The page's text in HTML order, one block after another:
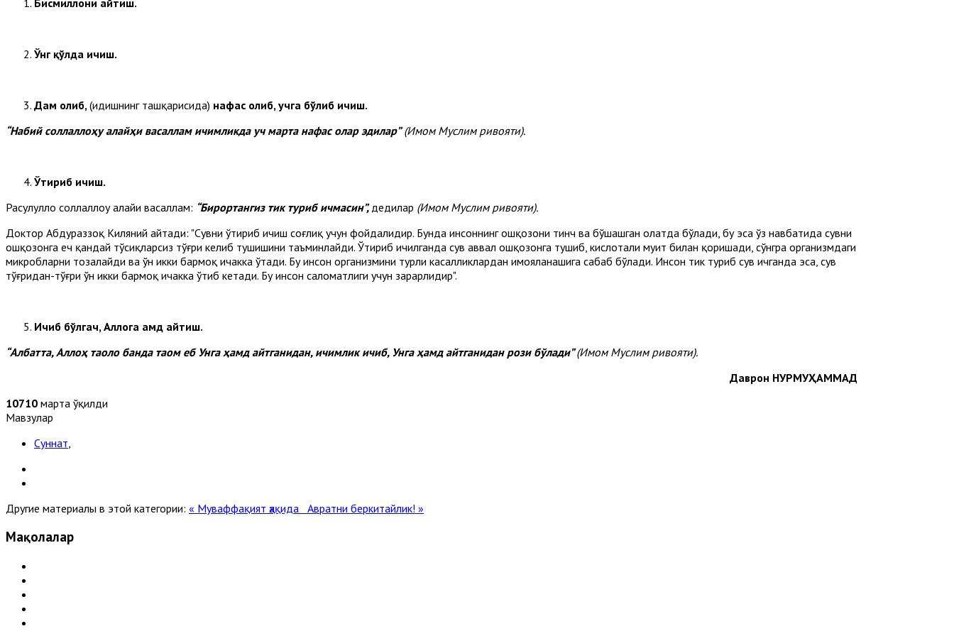
Ўнг қўлда ичиш.
Дам олиб, (идишнинг ташқарисида) нафас олиб, учга бўлиб ичиш.
“Набий соллаллоҳу алайҳи васаллам ичимликда уч марта нафас олар эдилар” (Имом Муслим ривояти).
Ўтириб ичиш.
Расулуллоҳ соллаллоҳу алайҳи васаллам: “Бирортангиз тик туриб ичмасин”,дедилар (Имом Муслим ривояти).
Доктор Абдураззоқ Киляний айтади: "Сувни ўтириб ичиш соғлиқ учун фойдалидир. Бунда инсоннинг ошқозони тинч ва бўшашган ҳолатда бўлади, бу эса ўз навбатида сувни
ошқозонга ҳеч қандай тўсиқларсиз тўғри келиб тушишини таъминлайди. Ўтириб ичилганда сув аввал ошқозонга тушиб, кислотали муҳит билан қоришади, сўнгра организмдаги
микробларни тозалайди ва ўн икки бармоқ ичакка ўтади. Бу инсон организмини турли касалликлардан ҳимояланашига сабаб бўлади. Инсон тик туриб сув ичганда эса, сув
тўғридан-тўғри ўн икки бармоқ ичакка ўтиб кетади. Бу инсон саломатлиги учун зарарлидир".
Ичиб бўлгач, Аллоҳга ҳамд айтиш.
“Албатта, Аллоҳ таоло банда таом еб Унга ҳамд айтганидан, ичимлик ичиб, Унга ҳамд айтганидан рози бўлади”(Имом Муслим ривояти).
Даврон НУРМУҲАММАД
10710 марта ўқилди
Мавзулар
Суннат
Другие материалы в этой категории: « Муваффақият ҳақида Авратни беркитайлик! »
Мақолалар